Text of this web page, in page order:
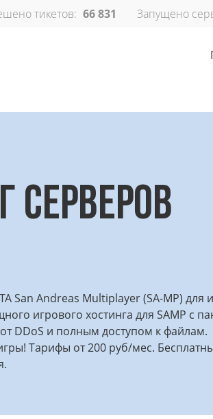
тикетов: 66 831 Запущено
СЕРВЕРОВ
San Andreas Multiplayer (SA-MP) для
игрового хостинга для SAMP с
DDoS и полным доступом к файлам.
Тарифы от 200 руб/мес.